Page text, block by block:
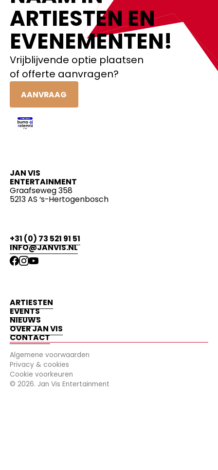
ARTIESTEN EN
EVENEMENTEN!‍
Vrijblijvende optie plaatsen
of offerte aanvragen?
AANVRAAG
JAN VIS
ENTERTAINMENT
Graafseweg 358
5213 AS ‘s-Hertogenbosch
+31 (0) 73 521 91 51
INFO@JANVIS.NL
ARTIESTEN
EVENTS
NIEUWS
OVER JAN VIS
CONTACT
Algemene voorwaarden
Privacy & cookies
Cookie voorkeuren
© 2026. Jan Vis Entertainment